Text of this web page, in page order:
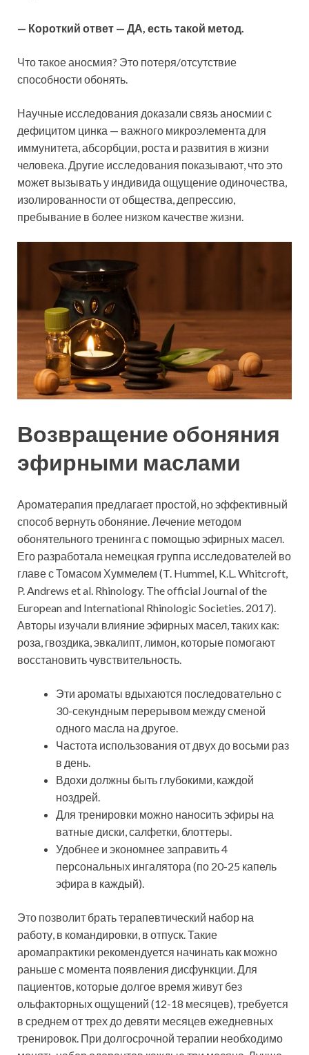
— Короткий ответ — ДА, есть такой метод.
Что такое аносмия? Это потеря/отсутствие
способности обонять.
Научные исследования доказали связь аносмии с
дефицитом цинка — важного микроэлемента для
иммунитета, абсорбции, роста и развития в жизни
человека. Другие исследования показывают, что это
может вызывать у индивида ощущение одиночества,
изолированности от общества, депрессию,
пребывание в более низком качестве жизни.
Возвращение обоняния
эфирными маслами
Ароматерапия предлагает простой, но эффективный
способ вернуть обоняние. Лечение методом
обонятельного тренинга с помощью эфирных масел.
Его разработала немецкая группа исследователей во
главе с Томасом Хуммелем (T. Hummel, K.L. Whitcroft,
P. Andrews et al. Rhinology. The official Journal of the
European and International Rhinologic Societies. 2017).
Авторы изучали влияние эфирных масел, таких как:
роза, гвоздика, эвкалипт, лимон, которые помогают
восстановить чувствительность.
Эти ароматы вдыхаются последовательно с
30-секундным перерывом между сменой
одного масла на другое.
Частота использования от двух до восьми раз
в день.
Вдохи должны быть глубокими, каждой
ноздрей.
Для тренировки можно наносить эфиры на
ватные диски, салфетки, блоттеры.
Удобнее и экономнее заправить 4
персональных ингалятора (по 20-25 капель
эфира в каждый).
Это позволит брать терапевтический набор на
работу, в командировки, в отпуск. Такие
аромапрактики рекомендуется начинать как можно
раньше с момента появления дисфункции. Для
пациентов, которые долгое время живут без
ольфакторных ощущений (12-18 месяцев), требуется
в среднем от трех до девяти месяцев ежедневных
тренировок. При долгосрочной терапии необходимо